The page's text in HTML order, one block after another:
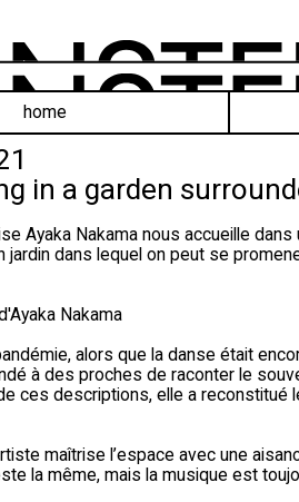
home
in a garden
Ayaka Nakama nous accueille dans
jardin dans lequel on peut se
Nakama
alors que la danse était
à des proches de raconter le
ces descriptions, elle a reconstitué
maîtrise l’espace avec une
la même, mais la musique est